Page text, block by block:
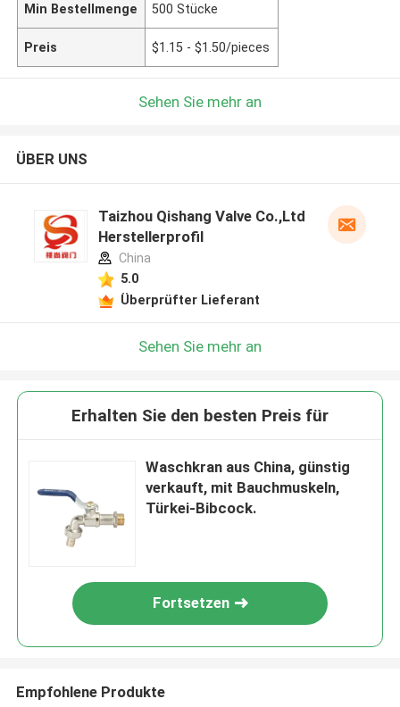
Min Bestellmenge 500 Stücke
Preis $1.15 - $1.50/pieces
Sehen Sie mehr an
ÜBER UNS
Taizhou Qishang Valve Co.,Ltd
Herstellerprofil
China
5.0
Überprüfter Lieferant
Sehen Sie mehr an
Erhalten Sie den besten Preis für
Waschkran aus China, günstig
verkauft, mit Bauchmuskeln,
Türkei-Bibcock.
Fortsetzen
Empfohlene Produkte